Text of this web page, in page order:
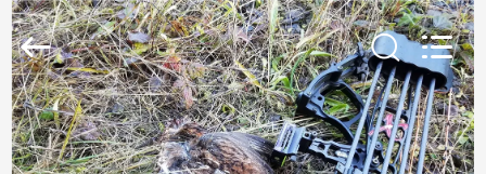
家
2020
2026
Consistent
Arrows.
Rights
Reserved.